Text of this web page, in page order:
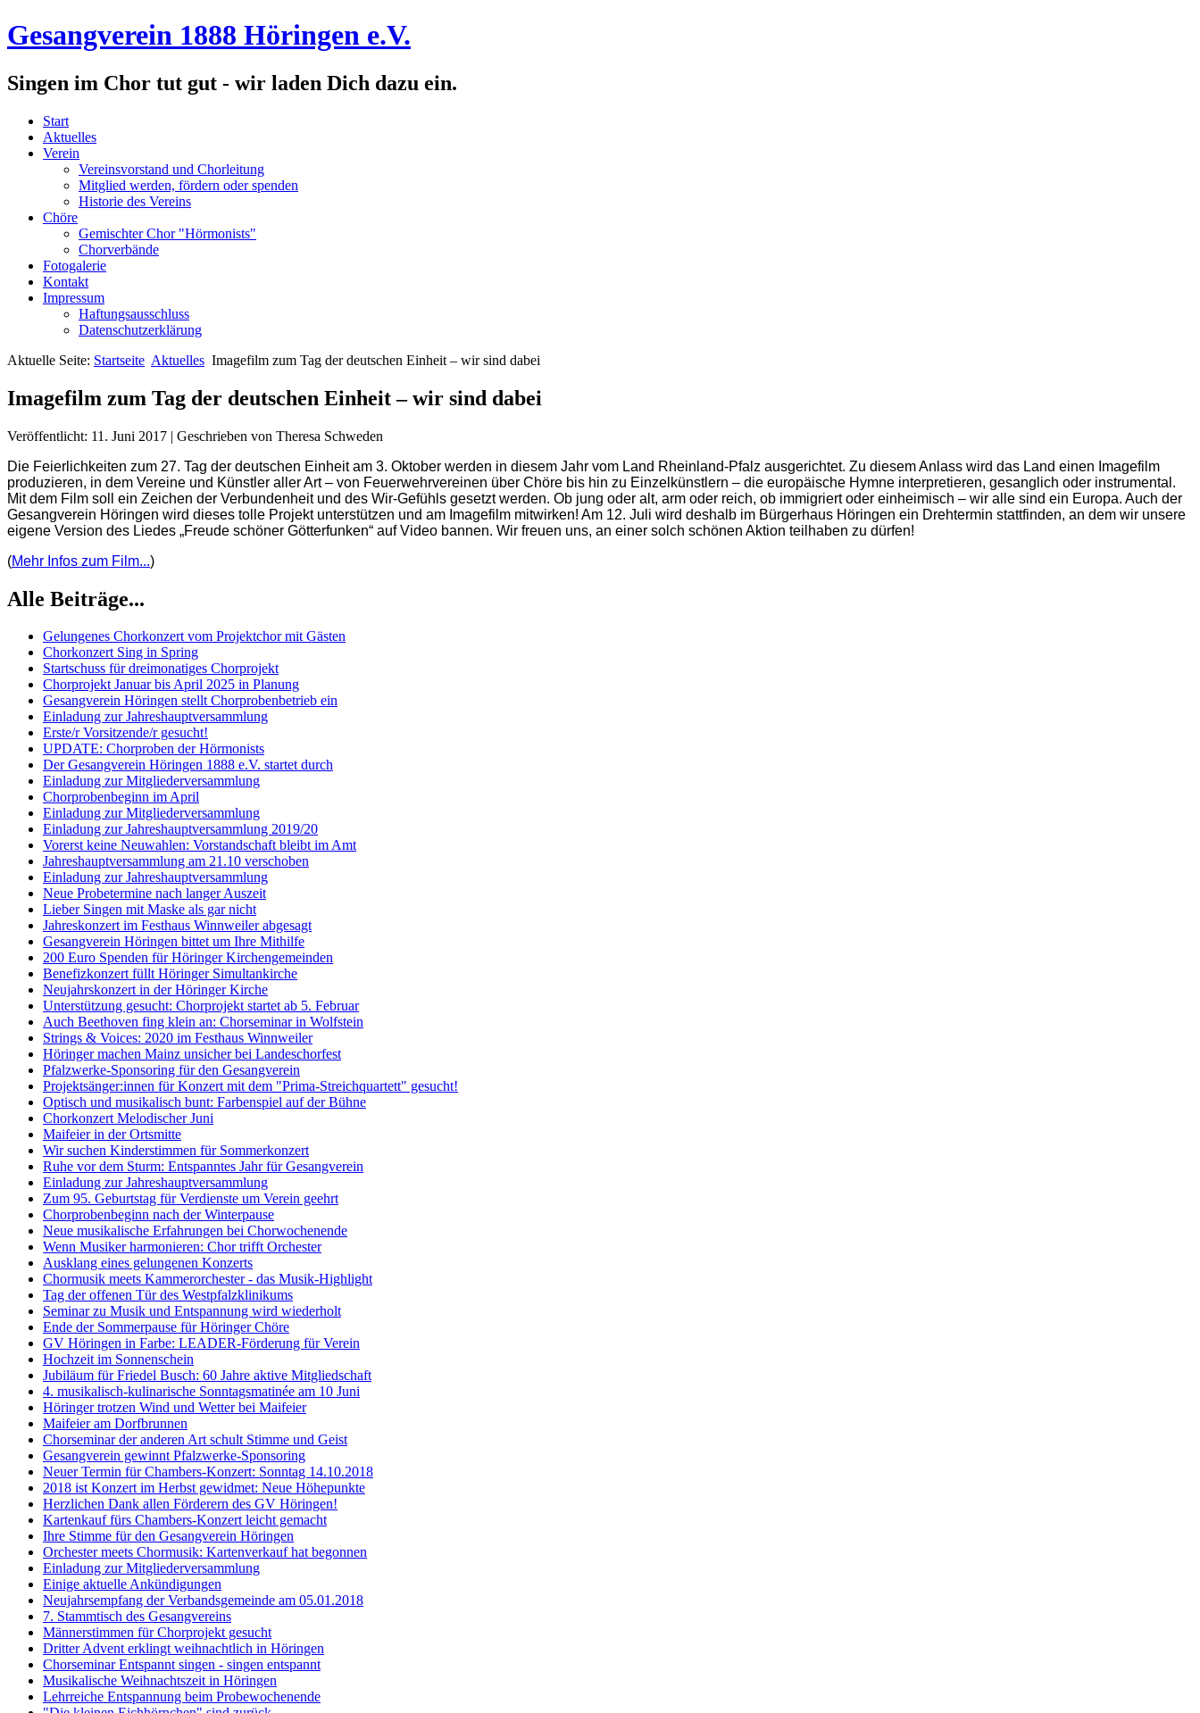
Gesangverein 1888 Höringen e.V.
Singen im Chor tut gut - wir laden Dich dazu ein.
Start
Aktuelles
Verein
Vereinsvorstand und Chorleitung
Mitglied werden, fördern oder spenden
Historie des Vereins
Chöre
Gemischter Chor "Hörmonists"
Chorverbände
Fotogalerie
Kontakt
Impressum
Haftungsausschluss
Datenschutzerklärung
Aktuelle Seite: Startseite Aktuelles Imagefilm zum Tag der deutschen Einheit – wir sind dabei
Imagefilm zum Tag der deutschen Einheit – wir sind dabei
Veröffentlicht: 11. Juni 2017 | Geschrieben von Theresa Schweden
Die Feierlichkeiten zum 27. Tag der deutschen Einheit am 3. Oktober werden in diesem Jahr vom Land Rheinland-Pfalz ausgerichtet. Zu diesem Anlass wird das Land einen Imagefilm
produzieren, in dem Vereine und Künstler aller Art – von Feuerwehrvereinen über Chöre bis hin zu Einzelkünstlern – die europäische Hymne interpretieren, gesanglich oder instrumental.
Mit dem Film soll ein Zeichen der Verbundenheit und des Wir-Gefühls gesetzt werden. Ob jung oder alt, arm oder reich, ob immigriert oder einheimisch – wir alle sind ein Europa. Auch der
Gesangverein Höringen wird dieses tolle Projekt unterstützen und am Imagefilm mitwirken! Am 12. Juli wird deshalb im Bürgerhaus Höringen ein Drehtermin stattfinden, an dem wir unsere
eigene Version des Liedes „Freude schöner Götterfunken“ auf Video bannen. Wir freuen uns, an einer solch schönen Aktion teilhaben zu dürfen!
(Mehr Infos zum Film...)
Alle Beiträge...
Gelungenes Chorkonzert vom Projektchor mit Gästen
Chorkonzert Sing in Spring
Startschuss für dreimonatiges Chorprojekt
Chorprojekt Januar bis April 2025 in Planung
Gesangverein Höringen stellt Chorprobenbetrieb ein
Einladung zur Jahreshauptversammlung
Erste/r Vorsitzende/r gesucht!
UPDATE: Chorproben der Hörmonists
Der Gesangverein Höringen 1888 e.V. startet durch
Einladung zur Mitgliederversammlung
Chorprobenbeginn im April
Einladung zur Mitgliederversammlung
Einladung zur Jahreshauptversammlung 2019/20
Vorerst keine Neuwahlen: Vorstandschaft bleibt im Amt
Jahreshauptversammlung am 21.10 verschoben
Einladung zur Jahreshauptversammlung
Neue Probetermine nach langer Auszeit
Lieber Singen mit Maske als gar nicht
Jahreskonzert im Festhaus Winnweiler abgesagt
Gesangverein Höringen bittet um Ihre Mithilfe
200 Euro Spenden für Höringer Kirchengemeinden
Benefizkonzert füllt Höringer Simultankirche
Neujahrskonzert in der Höringer Kirche
Unterstützung gesucht: Chorprojekt startet ab 5. Februar
Auch Beethoven fing klein an: Chorseminar in Wolfstein
Strings & Voices: 2020 im Festhaus Winnweiler
Höringer machen Mainz unsicher bei Landeschorfest
Pfalzwerke-Sponsoring für den Gesangverein
Projektsänger:innen für Konzert mit dem "Prima-Streichquartett" gesucht!
Optisch und musikalisch bunt: Farbenspiel auf der Bühne
Chorkonzert Melodischer Juni
Maifeier in der Ortsmitte
Wir suchen Kinderstimmen für Sommerkonzert
Ruhe vor dem Sturm: Entspanntes Jahr für Gesangverein
Einladung zur Jahreshauptversammlung
Zum 95. Geburtstag für Verdienste um Verein geehrt
Chorprobenbeginn nach der Winterpause
Neue musikalische Erfahrungen bei Chorwochenende
Wenn Musiker harmonieren: Chor trifft Orchester
Ausklang eines gelungenen Konzerts
Chormusik meets Kammerorchester - das Musik-Highlight
Tag der offenen Tür des Westpfalzklinikums
Seminar zu Musik und Entspannung wird wiederholt
Ende der Sommerpause für Höringer Chöre
GV Höringen in Farbe: LEADER-Förderung für Verein
Hochzeit im Sonnenschein
Jubiläum für Friedel Busch: 60 Jahre aktive Mitgliedschaft
4. musikalisch-kulinarische Sonntagsmatinée am 10 Juni
Höringer trotzen Wind und Wetter bei Maifeier
Maifeier am Dorfbrunnen
Chorseminar der anderen Art schult Stimme und Geist
Gesangverein gewinnt Pfalzwerke-Sponsoring
Neuer Termin für Chambers-Konzert: Sonntag 14.10.2018
2018 ist Konzert im Herbst gewidmet: Neue Höhepunkte
Herzlichen Dank allen Förderern des GV Höringen!
Kartenkauf fürs Chambers-Konzert leicht gemacht
Ihre Stimme für den Gesangverein Höringen
Orchester meets Chormusik: Kartenverkauf hat begonnen
Einladung zur Mitgliederversammlung
Einige aktuelle Ankündigungen
Neujahrsempfang der Verbandsgemeinde am 05.01.2018
7. Stammtisch des Gesangvereins
Männerstimmen für Chorprojekt gesucht
Dritter Advent erklingt weihnachtlich in Höringen
Chorseminar Entspannt singen - singen entspannt
Musikalische Weihnachtszeit in Höringen
Lehrreiche Entspannung beim Probewochenende